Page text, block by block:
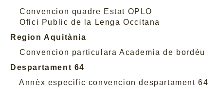
Convencion quadre Estat OPLO
Ofici Public de la Lenga Occitana
Region Aquitània
Convencion particulara Academia de bordèu
Despartament 64
Annèx especific convencion despartament 64